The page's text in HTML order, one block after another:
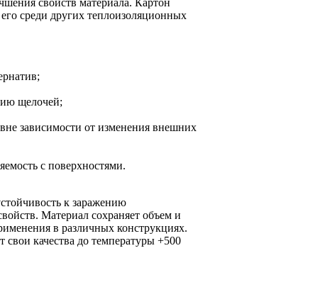
среди других теплоизоляционных
щелочей;
зависимости от изменения внешних
с поверхностями.
к заражению
Материал сохраняет объем и
в различных конструкциях.
качества до температуры +500